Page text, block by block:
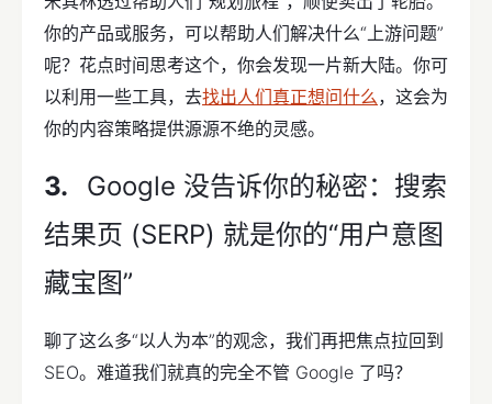
你的产品或服务，可以帮助人们解决什么“上游问题”
呢？花点时间思考这个，你会发现一片新大陆。你可
以利用一些工具，去找出人们真正想问什么，这会为
你的内容策略提供源源不绝的灵感。
Google 没告诉你的秘密：搜索
结果页 (SERP) 就是你的“用户意图
藏宝图”
聊了这么多“以人为本”的观念，我们再把焦点拉回到
SEO。难道我们就真的完全不管 Google 了吗？